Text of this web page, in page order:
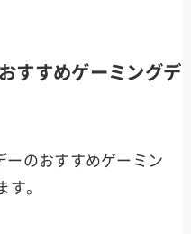
すすめゲーミングデ
ーのおすすめゲーミン
す。